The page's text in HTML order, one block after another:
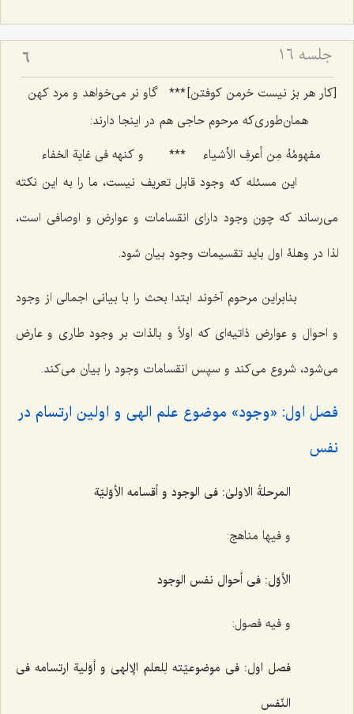
جلسه ۱۶ 6
[کار هر بز نیست خرمن کوفتن]***
گاو نر می‌خواهد و مرد کهن
همان‌طوری‌که مرحوم حاجی هم در اینجا دارند:
مفهومُهُ مِن أعرفِ الأشیاء
***
و کنهه فی غایة الخفاء
این مسئله که وجود قابل تعریف نیست، ما را به این نکته
می‌رساند که چون وجود دارای انقسامات و عوارض و اوصافی است،
لذا در وهلۀ اول باید تقسیمات وجود بیان شود.
بنابراین مرحوم آخوند ابتدا بحث را با بیانی اجمالی از وجود
و احوال و عوارض ذاتیه‌ای که اولاً و بالذات بر وجود طاری و عارض
می‌شود، شروع می‌کند و سپس انقسامات وجود را بیان می‌کند.
فصل اول: «وجود» موضوع علم الهی و اولین ارتسام در
نفس
المرحلةُ الاولیٰ: فی الوجود و أقسامه الأوّلیّة
و فیها مناهج:
الأوّل: فی أحوال نفس الوجود
و فیه فصول:
فصل اول: فی موضوعیّته لِلعلم الإلهی و أوّلیة ارتسامه فی
النّفس